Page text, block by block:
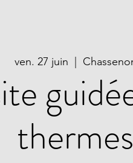
ven. 27 juin
  |
thermes